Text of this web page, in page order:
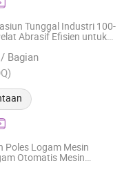
Tunggal Industri 100-
Abrasif Efisien untuk
/ Bagian
Factory
2026
Poles Logam Mesin
Otomatis Mesin
Ltd.